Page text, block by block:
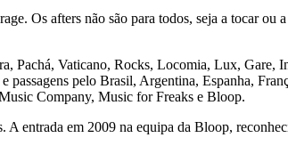
Os afters não são para todos, seja a tocar ou
Pachá, Vaticano, Rocks, Locomia, Lux, Gare,
pelo Brasil, Argentina, Espanha,
Company, Music for Freaks e Bloop.
entrada em 2009 na equipa da Bloop,